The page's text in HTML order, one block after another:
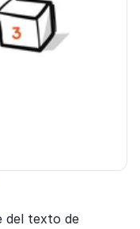
del texto de